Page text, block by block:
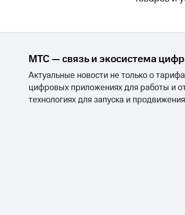
МТС — связь и экосистема
Актуальные новости не только о
цифровых приложениях для работы и
технологиях для запуска и